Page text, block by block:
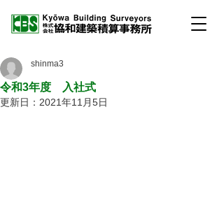
令和3年度 入社式
shinma3
更新日： 2021年11月5日